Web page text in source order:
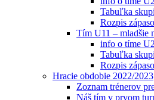
Tabuľka
Rozpis
Tím U11 – mladšie
info o tíme
Tabuľka
Rozpis
Hracie obdobie 2022/2023
Zoznam trénerov
Náš tím v prvom